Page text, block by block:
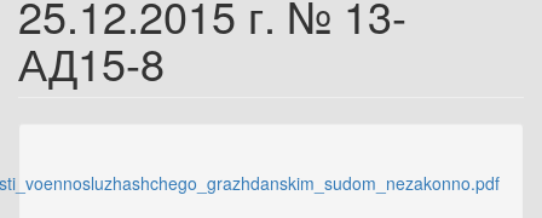
25.12.2015 г. № 13-
АД15-8